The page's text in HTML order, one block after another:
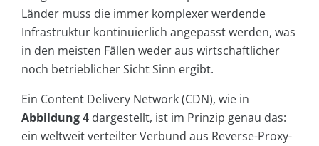
Länder muss die immer komplexer werdende
Infrastruktur kontinuierlich angepasst werden, was
in den meisten Fällen weder aus wirtschaftlicher
noch betrieblicher Sicht Sinn ergibt.
Ein Content Delivery Network (CDN), wie in
Abbildung 4 dargestellt, ist im Prinzip genau das:
ein weltweit verteilter Verbund aus Reverse-Proxy-